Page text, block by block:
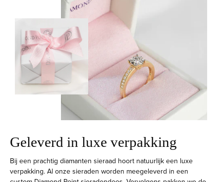
Geleverd in luxe verpakking
Bij een prachtig diamanten sieraad hoort natuurlijk een luxe
verpakking. Al onze sieraden worden meegeleverd in een